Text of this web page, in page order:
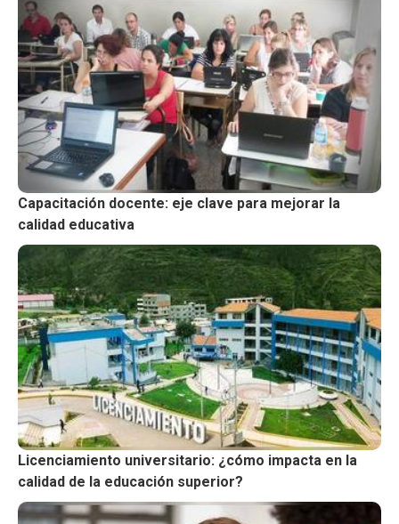
Capacitación docente: eje clave para mejorar la
calidad educativa
Licenciamiento universitario: ¿cómo impacta en la
calidad de la educación superior?